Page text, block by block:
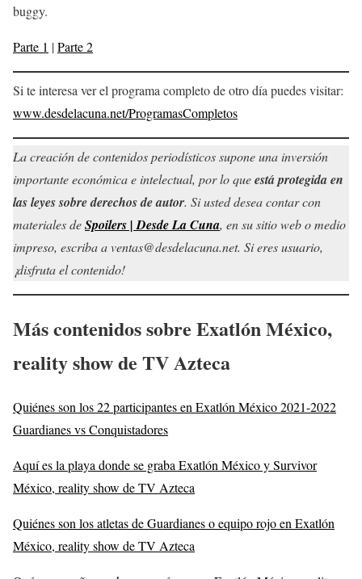
buggy.
Parte 1 |Parte 2
Si te interesa ver el programa completo de otro día puedes visitar:
www.desdelacuna.net/ProgramasCompletos
La creación de contenidos periodísticos supone una inversión
importante económica e intelectual, por lo queestá protegida en
las leyes sobre derechos de autor. Si usted desea contar con
materiales deSpoilers | Desde La Cuna, en su sitio web o medio
impreso, escriba a ventas@desdelacuna.net. Si eres usuario,
¡disfruta el contenido!
Más contenidos sobre Exatlón México,
reality show de TV Azteca
Quiénes son los 22 participantes en Exatlón México 2021-2022
Guardianes vs Conquistadores
Aquí es la playa donde se graba Exatlón México y Survivor
México, reality show de TV Azteca
Quiénes son los atletas de Guardianes o equipo rojo en Exatlón
México, reality show de TV Azteca